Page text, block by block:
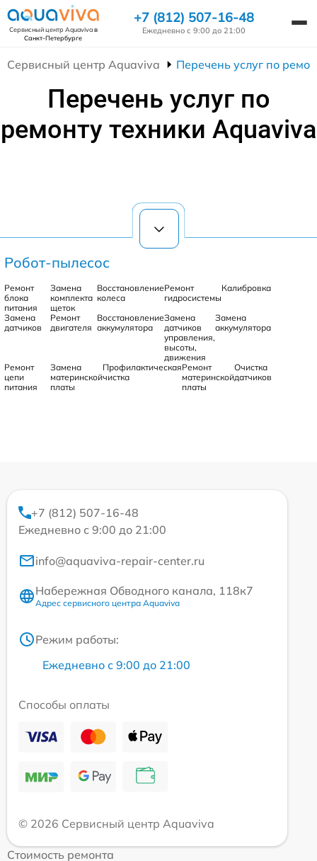
Сервисный центр Aquavivaв
Санкт-Петербурге
+7 (812) 507-16-48
Ежедневно с 9:00 до 21:00
Сервисный центр Aquaviva Перечень услуг по
Перечень услуг по
ремонту техники Aquaviva
Робот-пылесос
Ремонт
блока
питания
Замена
комплекта
щеток
Восстановление
колеса
Ремонт
гидросистемы
Калибровка
Замена
датчиков
Ремонт
двигателя
Восстановление
аккумулятора
Замена
датчиков
управления,
высоты,
движения
Замена
аккумулятора
Ремонт
цепи
питания
Замена
материнской
платы
Профилактическая
чистка
Ремонт
материнской
платы
Очистка
датчиков
+7 (812) 507-16-48
Ежедневно с 9:00 до 21:00
info@aquaviva-repair-center.ru
Набережная Обводного канала, 118к7
Адрес сервисного центра Aquaviva
Режим работы:
Ежедневно с 9:00 до 21:00
Способы оплаты
© 2026 Сервисный центр Aquaviva
Стоимость ремонта